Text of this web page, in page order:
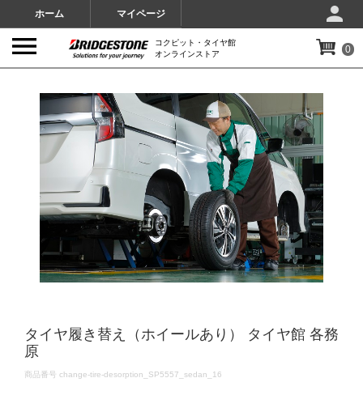
ホーム マイページ
コクピット・タイヤ館
オンラインストア
0
タイヤ履き替え（ホイールあり） タイヤ館 各務
原
DETAILS
商品番号 change-tire-desorption_SP5557_sedan_16